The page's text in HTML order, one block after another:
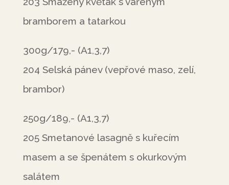
bramborem a tatarkou
300g/179,- (A1,3,7)
204 Selská pánev (vepřové maso, zelí,
brambor)
250g/189,- (A1,3,7)
205 Smetanové lasagně s kuřecím
masem a se špenátem s okurkovým
salátem